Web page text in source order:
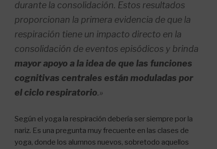
durante la consolidación. Estos resultados
proporcionan la primera evidencia de que la
respiración tiene un impacto directo en la
consolidación de eventos episódicos y brinda
mayor apoyo a la idea de que las funciones
cognitivas centrales están moduladas por
el ciclo respiratorio.»
Según el yoga la respiración debería ser siempre por la
nariz. Es una pregunta muy frecuente en las clases de
yoga, donde los alumnos nuevos, sobretodo aquellos